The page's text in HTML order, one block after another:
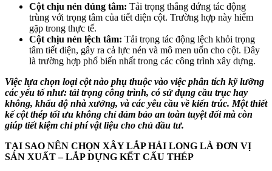
Cột chịu nén đúng tâm: Tải trọng thẳng đứng tác động
trùng với trọng tâm của tiết diện cột. Trường hợp này hiếm
gặp trong thực tế.
Cột chịu nén lệch tâm: Tải trọng tác động lệch khỏi trọng
tâm tiết diện, gây ra cả lực nén và mô men uốn cho cột. Đây
là trường hợp phổ biến nhất trong các công trình xây dựng.
Việc lựa chọn loại cột nào phụ thuộc vào việc phân tích kỹ lưỡng
các yếu tố như: tải trọng công trình, có sử dụng cầu trục hay
không, khẩu độ nhà xưởng, và các yêu cầu về kiến trúc. Một thiết
kế cột thép tối ưu không chỉ đảm bảo an toàn tuyệt đối mà còn
giúp tiết kiệm chi phí vật liệu cho chủ đầu tư.
TẠI SAO NÊN CHỌN XÂY LẮP HẢI LONG LÀ ĐƠN VỊ
SẢN XUẤT – LẮP DỰNG KẾT CẤU THÉP